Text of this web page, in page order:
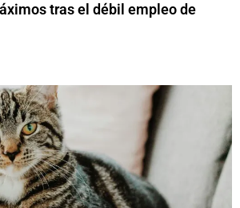
tras el débil empleo de